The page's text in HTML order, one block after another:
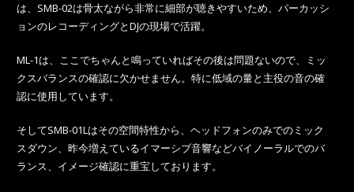
は、SMB-02は骨太ながら非常に細部が聴きやすいため、パーカッシ
ョンのレコーディングとDJの現場で活躍。
ML-1は、ここでちゃんと鳴っていればその後は問題ないので、ミッ
クスバランスの確認に欠かせません。特に低域の量と主役の音の確
認に使用しています。
そしてSMB-01Lはその空間特性から、ヘッドフォンのみでのミック
スダウン、昨今増えているイマーシブ音響などバイノーラルでのバ
ランス、イメージ確認に重宝しております。